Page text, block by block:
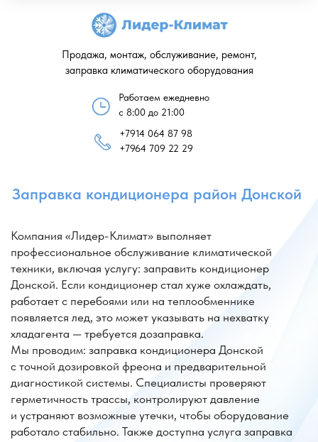
Работаем ежедневно
с 8:00 до 21:00
+7914 064 87 98
+7964 709 22 29
Продажа, монтаж, обслуживание, ремонт,
заправка климатического оборудования
Заправка кондиционера район Донской
техники, включая услугу: заправить кондиционер
Донской. Если кондиционер стал хуже охлаждать,
хладагента — требуется дозаправка.
Мы проводим: заправка кондиционера Донской
с точной дозировкой фреона и предварительной
диагностикой системы. Специалисты проверяют
герметичность трассы, контролируют давление
и устраняют возможные утечки, чтобы оборудование
работало стабильно. Также доступна услуга заправка
кондиционера в Донском, подходящая для квартир
и коммерческих помещений.
Для нескольких устройств или крупных объектов
выполняется заправка кондиционеров Донской —
комплексное обслуживание с проверкой всех
климатических систем. Это помогает восстановить
производительность оборудования и продлить срок его
эксплуатации. При необходимости можно заказать:
заправка кондиционеров в Донском, что включает
тестирование работы системы после обслуживания.
Обращаясь в «Лидер-Климат», вы получаете